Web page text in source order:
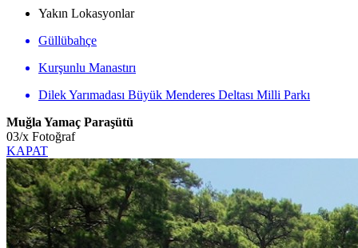
Yakın Lokasyonlar
Güllübahçe
Kurşunlu Manastırı
Dilek Yarımadası Büyük Menderes Deltası Milli Parkı
Muğla Yamaç Paraşütü
03/x Fotoğraf
KAPAT